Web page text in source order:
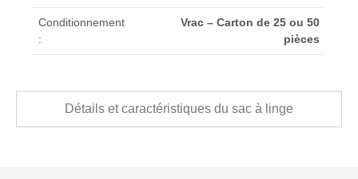
Détails et caractéristiques du sac à linge
Conditionnement
:
Vrac – Carton de 25 ou 50
pièces